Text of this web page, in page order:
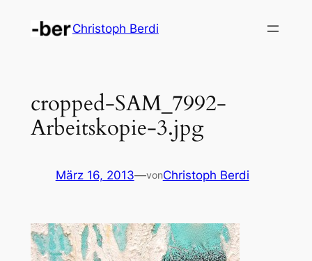
Inhalt
Christoph Berdi
cropped-SAM_7992-
Arbeitskopie-3.jpg
März 16, 2013—vonChristoph Berdi